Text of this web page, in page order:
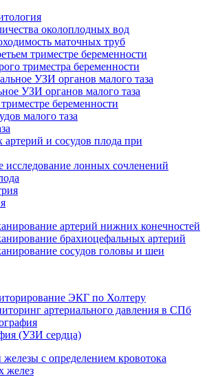
околоплодных вод
маточных труб
триместре беременности
триместра беременности
УЗИ органов малого таза
УЗИ органов малого таза
беременности
малого таза
и сосудов плода при
исследование лонных сочленений
артерий нижних конечностей
брахиоцефальных артерий
сосудов головы и шеи
ЭКГ по Холтеру
артериального давления в СПб
(УЗИ сердца)
с определением кровотока
желез